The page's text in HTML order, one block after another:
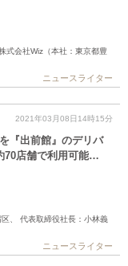
式会社Wiz（本社：東京都豊
ニュースライター
2021年03月08日14時15分
『出前館』のデリバ
70店舗で利用可能…
、 代表取締役社長：小林義
ニュースライター